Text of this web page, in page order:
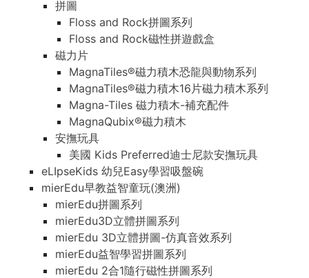
拼圖
Floss and Rock拼圖系列
Floss and Rock磁性拼遊戲盒
磁力片
MagnaTiles®磁力積木恐龍與動物系列
MagnaTiles®磁力積木16片磁力積木系列
Magna-Tiles 磁力積木-補充配件
MagnaQubix®磁力積木
安撫玩具
美國 Kids Preferred迪士尼款安撫玩具
eLIpseKids 幼兒Easy學習吸盤碗
mierEdu早教益智童玩(澳洲)
mierEdu拼圖系列
mierEdu3D立體拼圖系列
mierEdu 3D立體拼圖-仿真音效系列
mierEdu益智學習拼圖系列
mierEdu 2合1隨行磁性拼圖系列